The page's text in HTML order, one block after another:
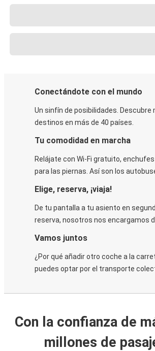
Conectándote con el mundo
Un sinfín de posibilidades. Descubre
destinos en más de 40 países.
Tu comodidad en marcha
Relájate con Wi-Fi gratuito,
para las piernas. Así son los
Elige, reserva, ¡viaja!
De tu pantalla a tu asiento en
reserva, nosotros nos encargamos
Vamos juntos
¿Por qué añadir otro coche a la
puedes optar por el transporte
Con la confianza de
millones de